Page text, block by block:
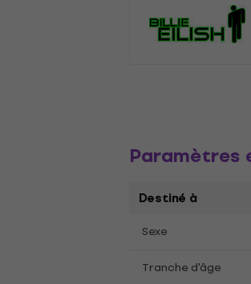
Destiné à
Sexe
Tranche d'âge